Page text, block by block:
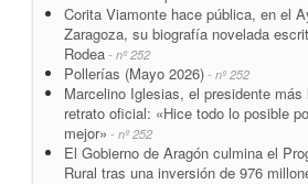
Corita Viamonte hace pública, en el
Zaragoza, su biografía novelada
Rodea - nº 252
Pollerías (Mayo 2026) - nº 252
Marcelino Iglesias, el presidente
retrato oficial: «Hice todo lo posible
mejor» - nº 252
El Gobierno de Aragón culmina el
Rural tras una inversión de 976